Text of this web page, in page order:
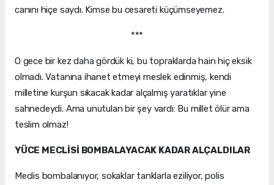
canını hiçe saydı. Kimse bu cesareti küçümseyemez.
***
O gece bir kez daha gördük ki, bu topraklarda hain hiç eksik
olmadı. Vatanına ihanet etmeyi meslek edinmiş, kendi
milletine kurşun sıkacak kadar alçalmış yaratıklar yine
sahnedeydi. Ama unutulan bir şey vardı: Bu millet ölür ama
teslim olmaz!
YÜCE MECLİSİ BOMBALAYACAK KADAR ALÇALDILAR
Meclis bombalanıyor, sokaklar tanklarla eziliyor, polis